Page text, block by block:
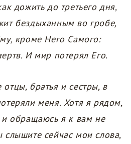
дожить до третьего дня,
бездыханным во гробе,
кроме Него Самого:
И мир потерял Его.
братья и сестры, в
меня. Хотя я рядом,
обращаюсь я к вам не
сейчас мои слова,